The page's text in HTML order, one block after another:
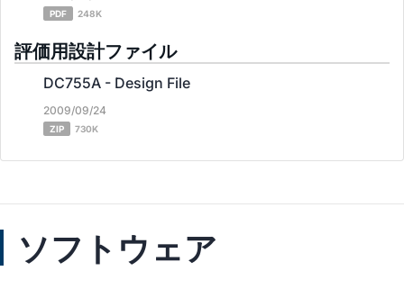
PDF 248K
評価用設計ファイル
DC755A - Design File
2009/09/24
ZIP 730K
ソフトウェア